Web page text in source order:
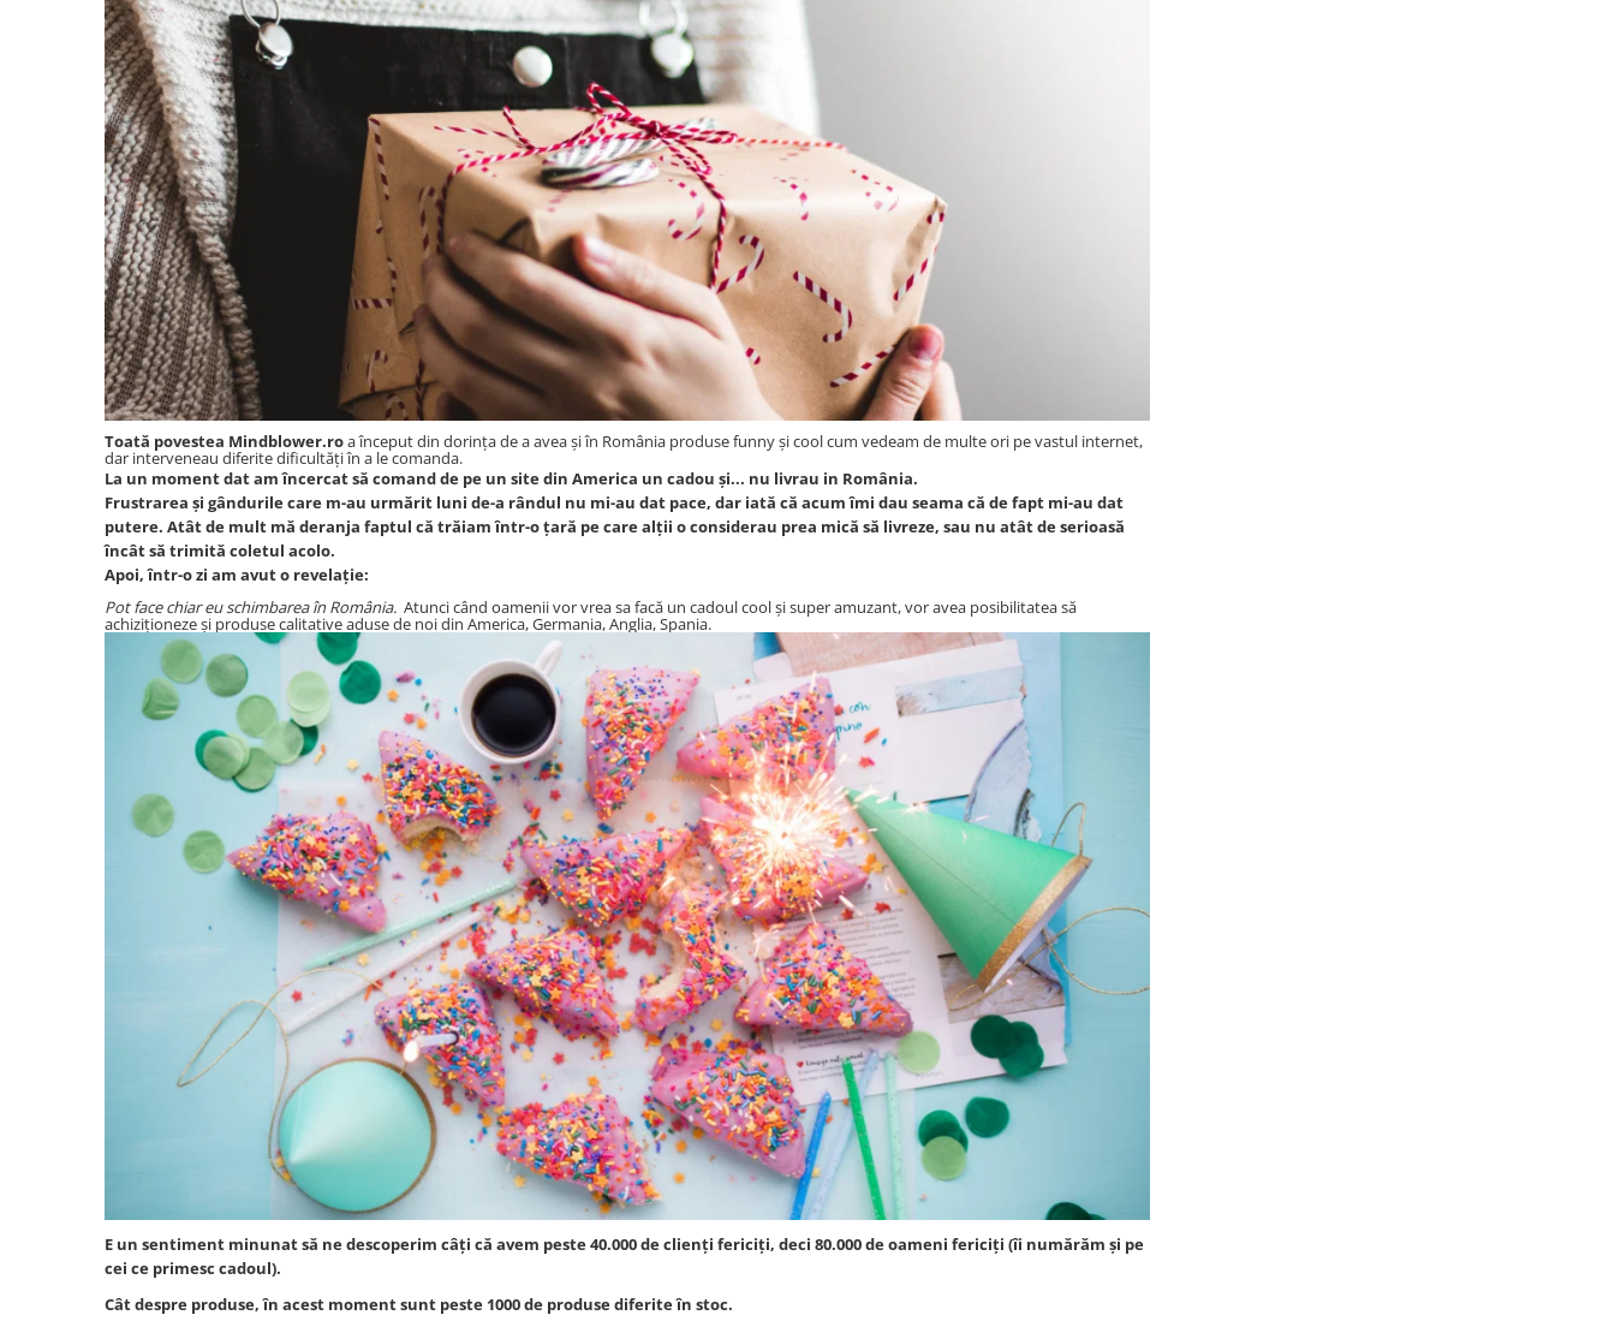
Toată povestea Mindblower.roa început din dorința de a avea și în România produse funny și cool cum vedeam de multe ori pe vastul internet,
dar interveneau diferite dificultăți în a le comanda.
La un moment dat am încercat să comand de pe un site din America un cadou și... nu livrau in România.
Frustrarea și gândurile care m-au urmărit luni de-a rândul nu mi-au dat pace, dar iată că acum îmi dau seama că de fapt mi-au dat
putere. Atât de mult mă deranja faptul că trăiam într-o țară pe care alții o considerau prea mică să livreze, sau nu atât de serioasă
încât să trimită coletul acolo.
Apoi, într-o zi am avut o revelație:
Pot face chiar eu schimbarea în România. Atunci când oamenii vor vrea sa facă un cadoul cool și super amuzant, vor avea posibilitatea să
achiziționeze și produse calitative aduse de noi din America, Germania, Anglia, Spania.
E un sentiment minunat să ne descoperim câți că avem peste 40.000 de clienți fericiți, deci 80.000 de oameni fericiți (îi numărăm și pe
cei ce primesc cadoul).
Cât despre produse, în acest moment sunt peste 1000 de produse diferite în stoc.